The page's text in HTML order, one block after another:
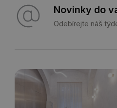
Novinky do
Odebírejte náš